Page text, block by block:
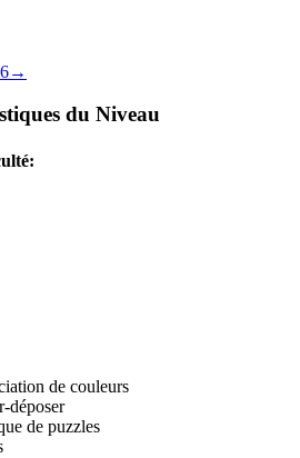
→
du Niveau
de couleurs
déposer
de puzzles